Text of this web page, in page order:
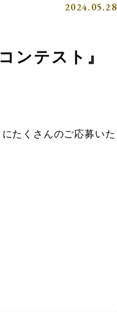
2024.05.28
ンテスト』
たくさんのご応募いた